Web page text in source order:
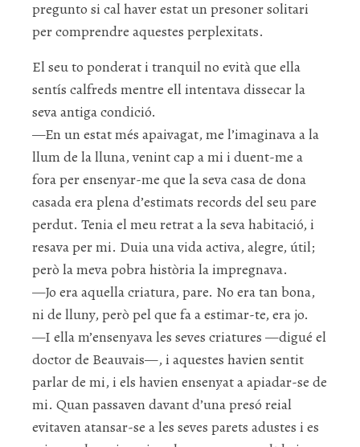
pregunto si cal haver estat un presoner solitari
per comprendre aquestes perplexitats.
El seu to ponderat i tranquil no evità que ella
sentís calfreds mentre ell intentava dissecar la
seva antiga condició.
—En un estat més apaivagat, me l’imaginava a la
llum de la lluna, venint cap a mi i duent-me a
fora per ensenyar-me que la seva casa de dona
casada era plena d’estimats records del seu pare
perdut. Tenia el meu retrat a la seva habitació, i
resava per mi. Duia una vida activa, alegre, útil;
però la meva pobra història la impregnava.
—Jo era aquella criatura, pare. No era tan bona,
ni de lluny, però pel que fa a estimar-te, era jo.
—I ella m’ensenyava les seves criatures —digué el
doctor de Beauvais—, i aquestes havien sentit
parlar de mi, i els havien ensenyat a apiadar-se de
mi. Quan passaven davant d’una presó reial
evitaven atansar-se a les seves parets adustes i es